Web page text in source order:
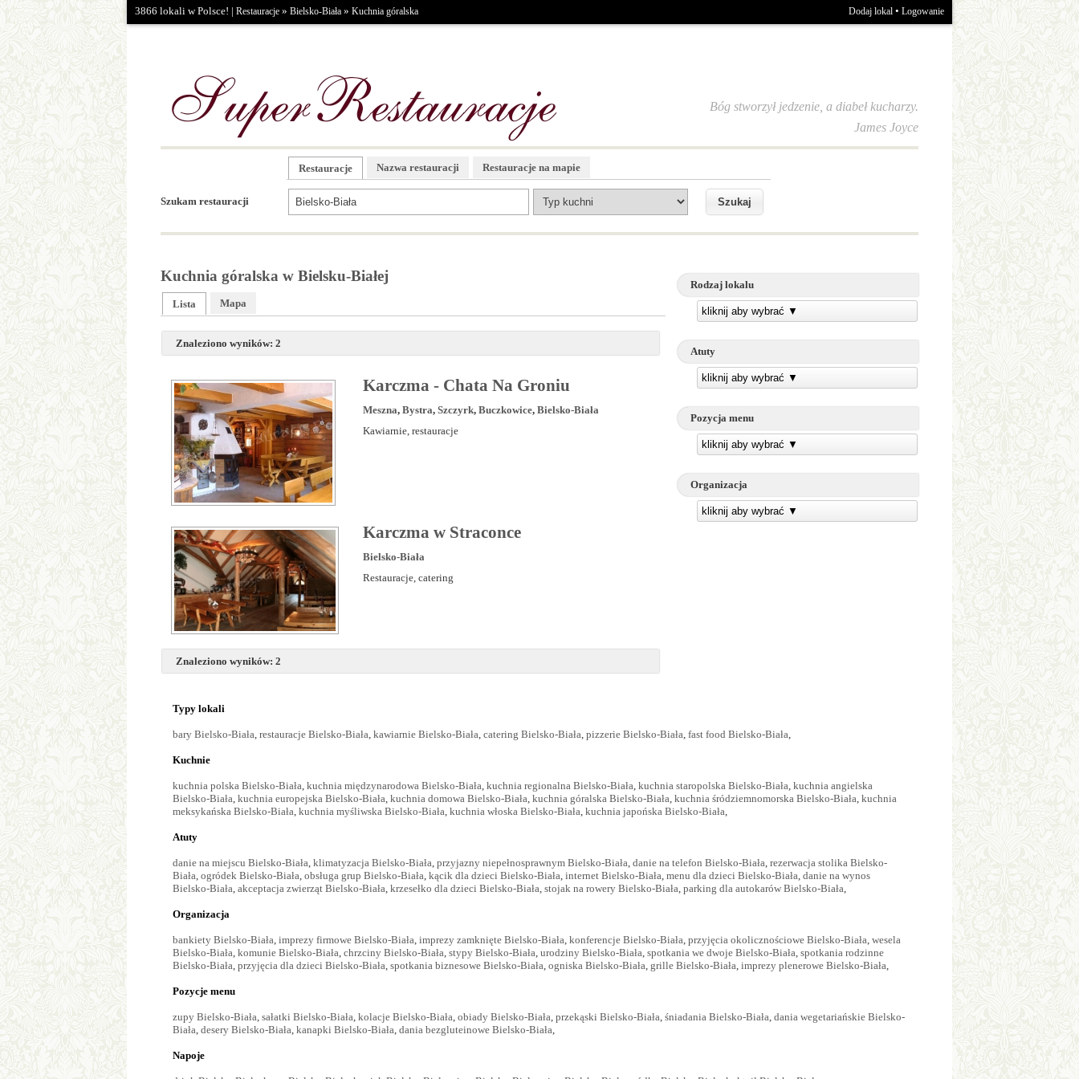
3866 lokali w Polsce! | Restauracje » Bielsko-Biała » Kuchnia góralska Dodaj lokal • Logowanie
Bóg stworzył jedzenie, a diabeł kucharzy.
James Joyce
Szukam restauracji
Restauracje Nazwa restauracji Restauracje na mapie
Rodzaj lokalu
kliknij aby wybrać ▼
Atuty
kliknij aby wybrać ▼
Pozycja menu
kliknij aby wybrać ▼
Organizacja
kliknij aby wybrać ▼
Kuchnia góralska w Bielsku-Białej
Lista Mapa
Znaleziono wyników: 2
Karczma - Chata Na Groniu
Meszna, Bystra, Szczyrk, Buczkowice, Bielsko-Biała
Kawiarnie, restauracje
Karczma w Straconce
Bielsko-Biała
Restauracje, catering
Znaleziono wyników: 2
Typy lokali
bary Bielsko-Biała, restauracje Bielsko-Biała, kawiarnie Bielsko-Biała, catering Bielsko-Biała, pizzerie Bielsko-Biała, fast food Bielsko-Biała,
Kuchnie
kuchnia polska Bielsko-Biała, kuchnia międzynarodowa Bielsko-Biała, kuchnia regionalna Bielsko-Biała, kuchnia staropolska Bielsko-Biała, kuchnia angielska
Bielsko-Biała, kuchnia europejska Bielsko-Biała, kuchnia domowa Bielsko-Biała, kuchnia góralska Bielsko-Biała, kuchnia śródziemnomorska Bielsko-Biała, kuchnia
meksykańska Bielsko-Biała, kuchnia myśliwska Bielsko-Biała, kuchnia włoska Bielsko-Biała, kuchnia japońska Bielsko-Biała,
Atuty
danie na miejscu Bielsko-Biała, klimatyzacja Bielsko-Biała, przyjazny niepełnosprawnym Bielsko-Biała, danie na telefon Bielsko-Biała, rezerwacja stolika Bielsko-
Biała, ogródek Bielsko-Biała, obsługa grup Bielsko-Biała, kącik dla dzieci Bielsko-Biała, internet Bielsko-Biała, menu dla dzieci Bielsko-Biała, danie na wynos
Bielsko-Biała, akceptacja zwierząt Bielsko-Biała, krzesełko dla dzieci Bielsko-Biała, stojak na rowery Bielsko-Biała, parking dla autokarów Bielsko-Biała,
Organizacja
bankiety Bielsko-Biała, imprezy firmowe Bielsko-Biała, imprezy zamknięte Bielsko-Biała, konferencje Bielsko-Biała, przyjęcia okolicznościowe Bielsko-Biała, wesela
Bielsko-Biała, komunie Bielsko-Biała, chrzciny Bielsko-Biała, stypy Bielsko-Biała, urodziny Bielsko-Biała, spotkania we dwoje Bielsko-Biała, spotkania rodzinne
Bielsko-Biała, przyjęcia dla dzieci Bielsko-Biała, spotkania biznesowe Bielsko-Biała, ogniska Bielsko-Biała, grille Bielsko-Biała, imprezy plenerowe Bielsko-Biała,
Pozycje menu
zupy Bielsko-Biała, sałatki Bielsko-Biała, kolacje Bielsko-Biała, obiady Bielsko-Biała, przekąski Bielsko-Biała, śniadania Bielsko-Biała, dania wegetariańskie Bielsko-
Biała, desery Bielsko-Biała, kanapki Bielsko-Biała, dania bezgluteinowe Bielsko-Biała,
Napoje